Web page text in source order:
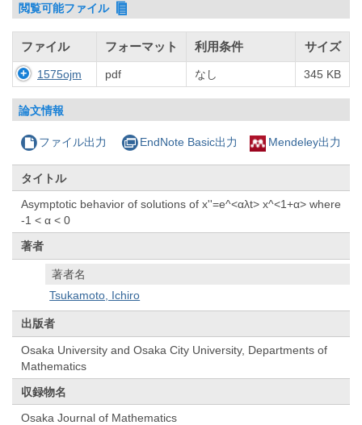
閲覧可能ファイル
ファイル フォーマット 利用条件 サイズ
1575ojm pdf なし 345 KB
論文情報
ファイル出力 EndNote Basic出力 Mendeley出力
タイトル
Asymptotic behavior of solutions of x''=e^<αλt> x^<1+α> where
-1 < α < 0
著者
著者名
Tsukamoto, Ichiro
出版者
Osaka University and Osaka City University, Departments of
Mathematics
収録物名
Osaka Journal of Mathematics